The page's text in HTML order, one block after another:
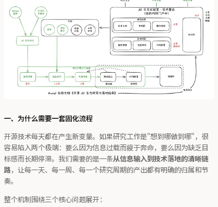
一、为什么需要一套固化流程
开源技术每天都在产生新变量。如果研究工作是"想到哪做到哪"，很
容易陷入两个极端：要么因为信息过载而疲于奔命，要么因为缺乏目
标感而长期停滞。我们需要的是一条从信息输入到技术落地的清晰链
路，让每一天、每一周、每一个研究周期的产出都有明确的归属和节
奏。
整个机制围绕三个核心问题展开：